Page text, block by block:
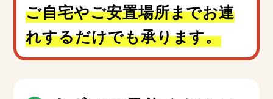
ご自宅やご安置場所までお連
れするだけでも承ります。